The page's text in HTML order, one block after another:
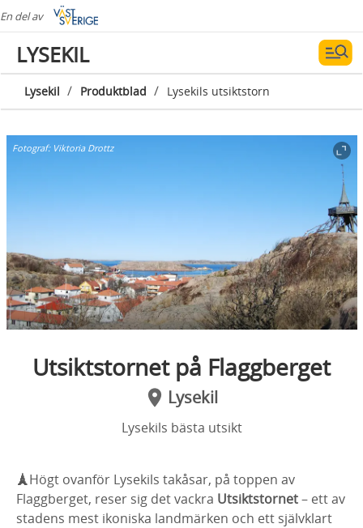
En del av
LYSEKIL
Lysekil / Produktblad / Lysekils utsiktstorn
Fotograf: Viktoria Drottz
Utsiktstornet på Flaggberget
Lysekil
Lysekils bästa utsikt
🗼Högt ovanför Lysekils takåsar, på toppen av
Flaggberget, reser sig det vackra Utsiktstornet– ett av
stadens mest ikoniska landmärken och ett självklart